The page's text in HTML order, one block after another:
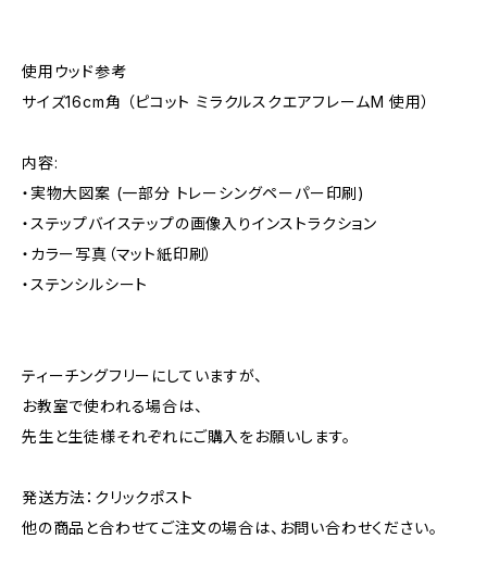
使用ウッド参考
サイズ16cm角 （ピコット ミラクルスクエアフレームM 使用）
内容:
・実物大図案 (一部分 トレーシングペーパー印刷)
・ステップバイステップの画像入りインストラクション
・カラー写真（マット紙印刷）
・ステンシルシート
ティーチングフリーにしていますが、
お教室で使われる場合は、
先生と生徒様それぞれにご購入をお願いします。
発送方法：クリックポスト
他の商品と合わせてご注文の場合は、お問い合わせください。